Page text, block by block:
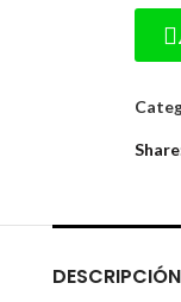
Share
DESCRIPCIÓN